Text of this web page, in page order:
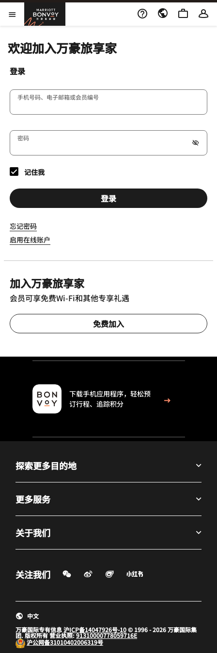
Skip to Content
打开菜单
万豪旅享家
欢迎加入万豪旅享家
登录
手机号码、电子邮箱或会员编号
密码
记住我
登录
忘记密码
启用在线账户
加入万豪旅享家
会员可享免费Wi-Fi和其他专享礼遇
免费加入
下载手机应用程序，轻松预
订行程、追踪积分
探索更多目的地
更多服务
关于我们
关注我们 微信扫一扫
微博
打开新窗口
飞猪
打开新窗口打开新窗口
万豪国际专有信息沪ICP备14047926号-10© 1996 - 2026 万豪国际集
团. 版权所有 营业执照:91310000778059716E
沪公网备31010402006319号
中文